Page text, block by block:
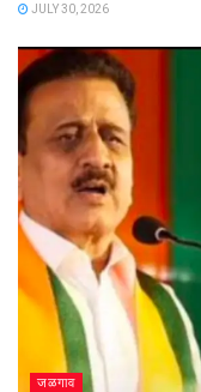
JULY 30, 2026
जळगाव